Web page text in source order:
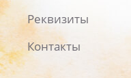
Реквизиты
Контакты